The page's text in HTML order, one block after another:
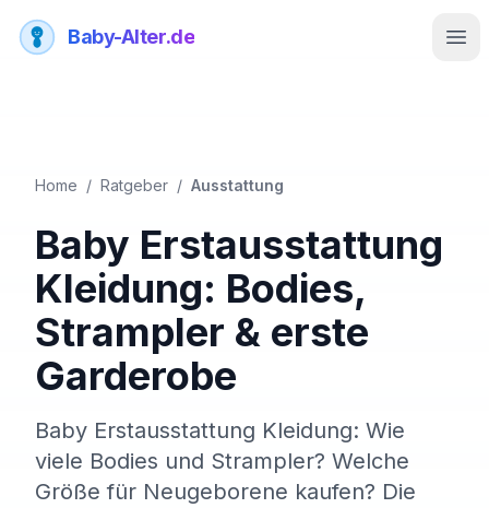
Baby-Alter.de
Home / Ratgeber / Ausstattung
Baby Erstausstattung
Kleidung: Bodies,
Strampler & erste
Garderobe
Baby Erstausstattung Kleidung: Wie
viele Bodies und Strampler? Welche
Größe für Neugeborene kaufen? Die